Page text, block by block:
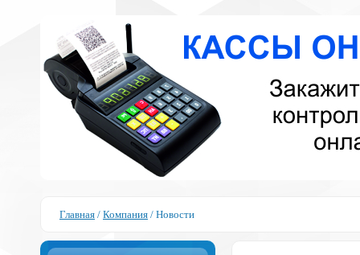
Главная / Компания / Новости